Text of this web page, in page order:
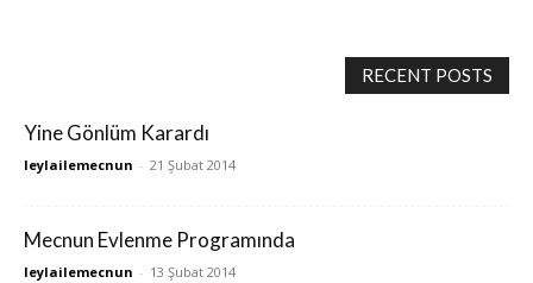
RECENT POSTS
Yine Gönlüm Karardı
leylailemecnun - 21 Şubat 2014
Mecnun Evlenme Programında
leylailemecnun - 13 Şubat 2014